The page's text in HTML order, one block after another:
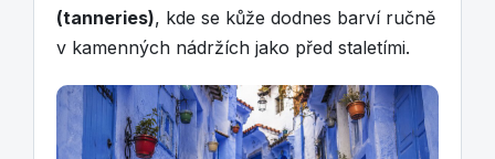
(tanneries), kde se kůže dodnes barví ručně
v kamenných nádržích jako před staletími.